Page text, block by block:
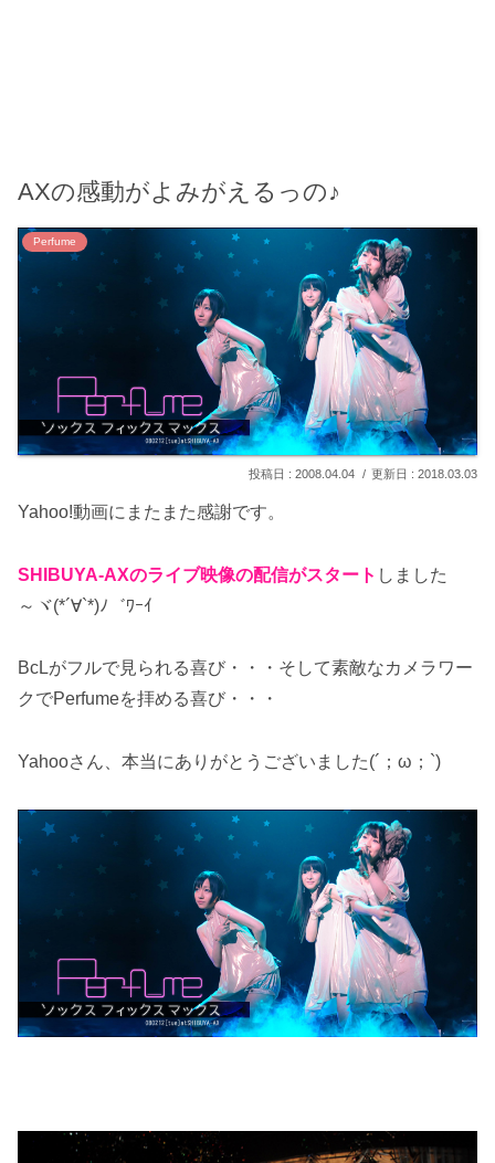
AXの感動がよみがえるっの♪
Perfume
2008.04.04 2018.03.03
Yahoo!動画にまたまた感謝です。
SHIBUYA-AXのライブ映像の配信がスタート しました
～ヾ(*´∀`*)ﾉ゛ﾜｰｲ
BcLがフルで見られる喜び・・・そして素敵なカメラワー
クでPerfumeを拝める喜び・・・
Yahooさん、本当にありがとうございました(´；ω；`)